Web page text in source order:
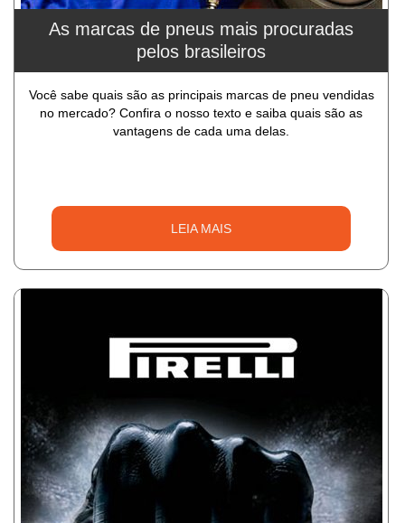
As marcas de pneus mais procuradas
pelos brasileiros
Você sabe quais são as principais marcas de pneu vendidas
no mercado? Confira o nosso texto e saiba quais são as
vantagens de cada uma delas.
LEIA MAIS